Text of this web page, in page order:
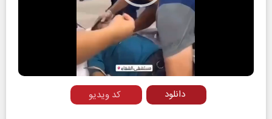
Play
Video
کد ویدیو دانلود